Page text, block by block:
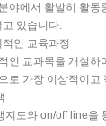
야에서 활발히 활동
있습니다.
인 교육과정
인 교과목을 개설
로 가장 이상적이
지도와 on/off line을